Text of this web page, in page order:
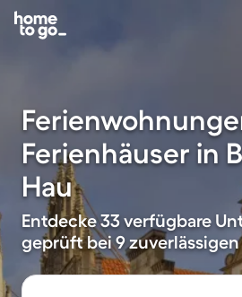
Ferienhäuser in
Hau
Entdecke 33 verfügbare
geprüft bei 9